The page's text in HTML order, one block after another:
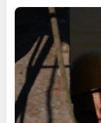
Обсудить